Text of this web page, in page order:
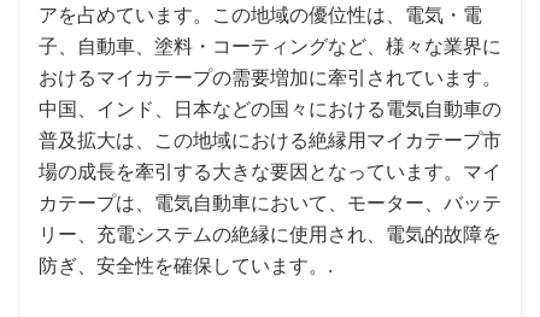
アを占めています。この地域の優位性は、電気・電
子、自動車、塗料・コーティングなど、様々な業界に
おけるマイカテープの需要増加に牽引されています。
中国、インド、日本などの国々における電気自動車の
普及拡大は、この地域における絶縁用マイカテープ市
場の成長を牽引する大きな要因となっています。マイ
カテープは、電気自動車において、モーター、バッテ
リー、充電システムの絶縁に使用され、電気的故障を
防ぎ、安全性を確保しています。.